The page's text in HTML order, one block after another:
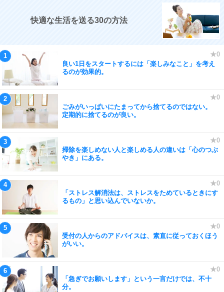
快適な生活を送る30の方法
良い1日をスタートするには「楽しみなこと」を考え
るのが効果的。
ごみがいっぱいにたまってから捨てるのではない。
定期的に捨てるのが良い。
掃除を楽しめない人と楽しめる人の違いは「心のつぶ
やき」にある。
「ストレス解消法は、ストレスをためているときにす
るもの」と思い込んでいないか。
受付の人からのアドバイスは、素直に従っておくほう
がいい。
「急ぎでお願いします」という一言だけでは、不十
分。